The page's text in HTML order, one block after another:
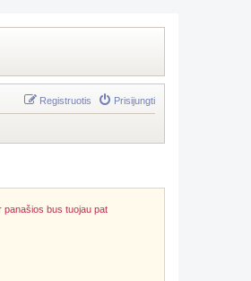
Prisijungti
Registruotis
panašios bus tuojau pat